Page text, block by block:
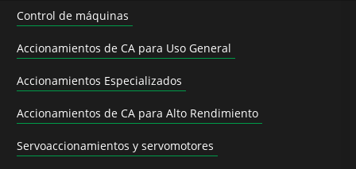
Control de máquinas
Accionamientos de CA para Uso General
Accionamientos Especializados
Accionamientos de CA para Alto Rendimiento
Servoaccionamientos y servomotores